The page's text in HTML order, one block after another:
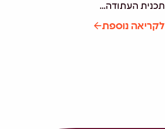
תכנית העתודה...
לקריאה נוספת